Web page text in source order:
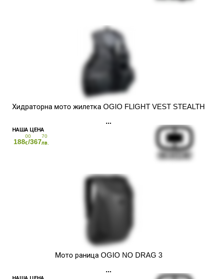
Хидраторна мото жилетка OGIO FLIGHT VEST STEALTH
188
00
€/367
70
лв.
Мото раница OGIO NO DRAG 3